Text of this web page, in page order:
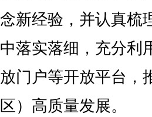
念新经验，并认真梳
中落实落细，充分利
放门户等开放平台，
区）高质量发展。